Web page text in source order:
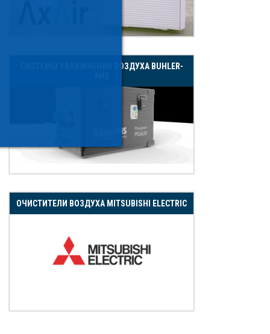
СИСТЕМЫ УВЛАЖНЕНИЯ ВОЗДУХА BUHLER-
ОЧИСТИТЕЛИ ВОЗДУХА MITSUBISHI ELECTRIC